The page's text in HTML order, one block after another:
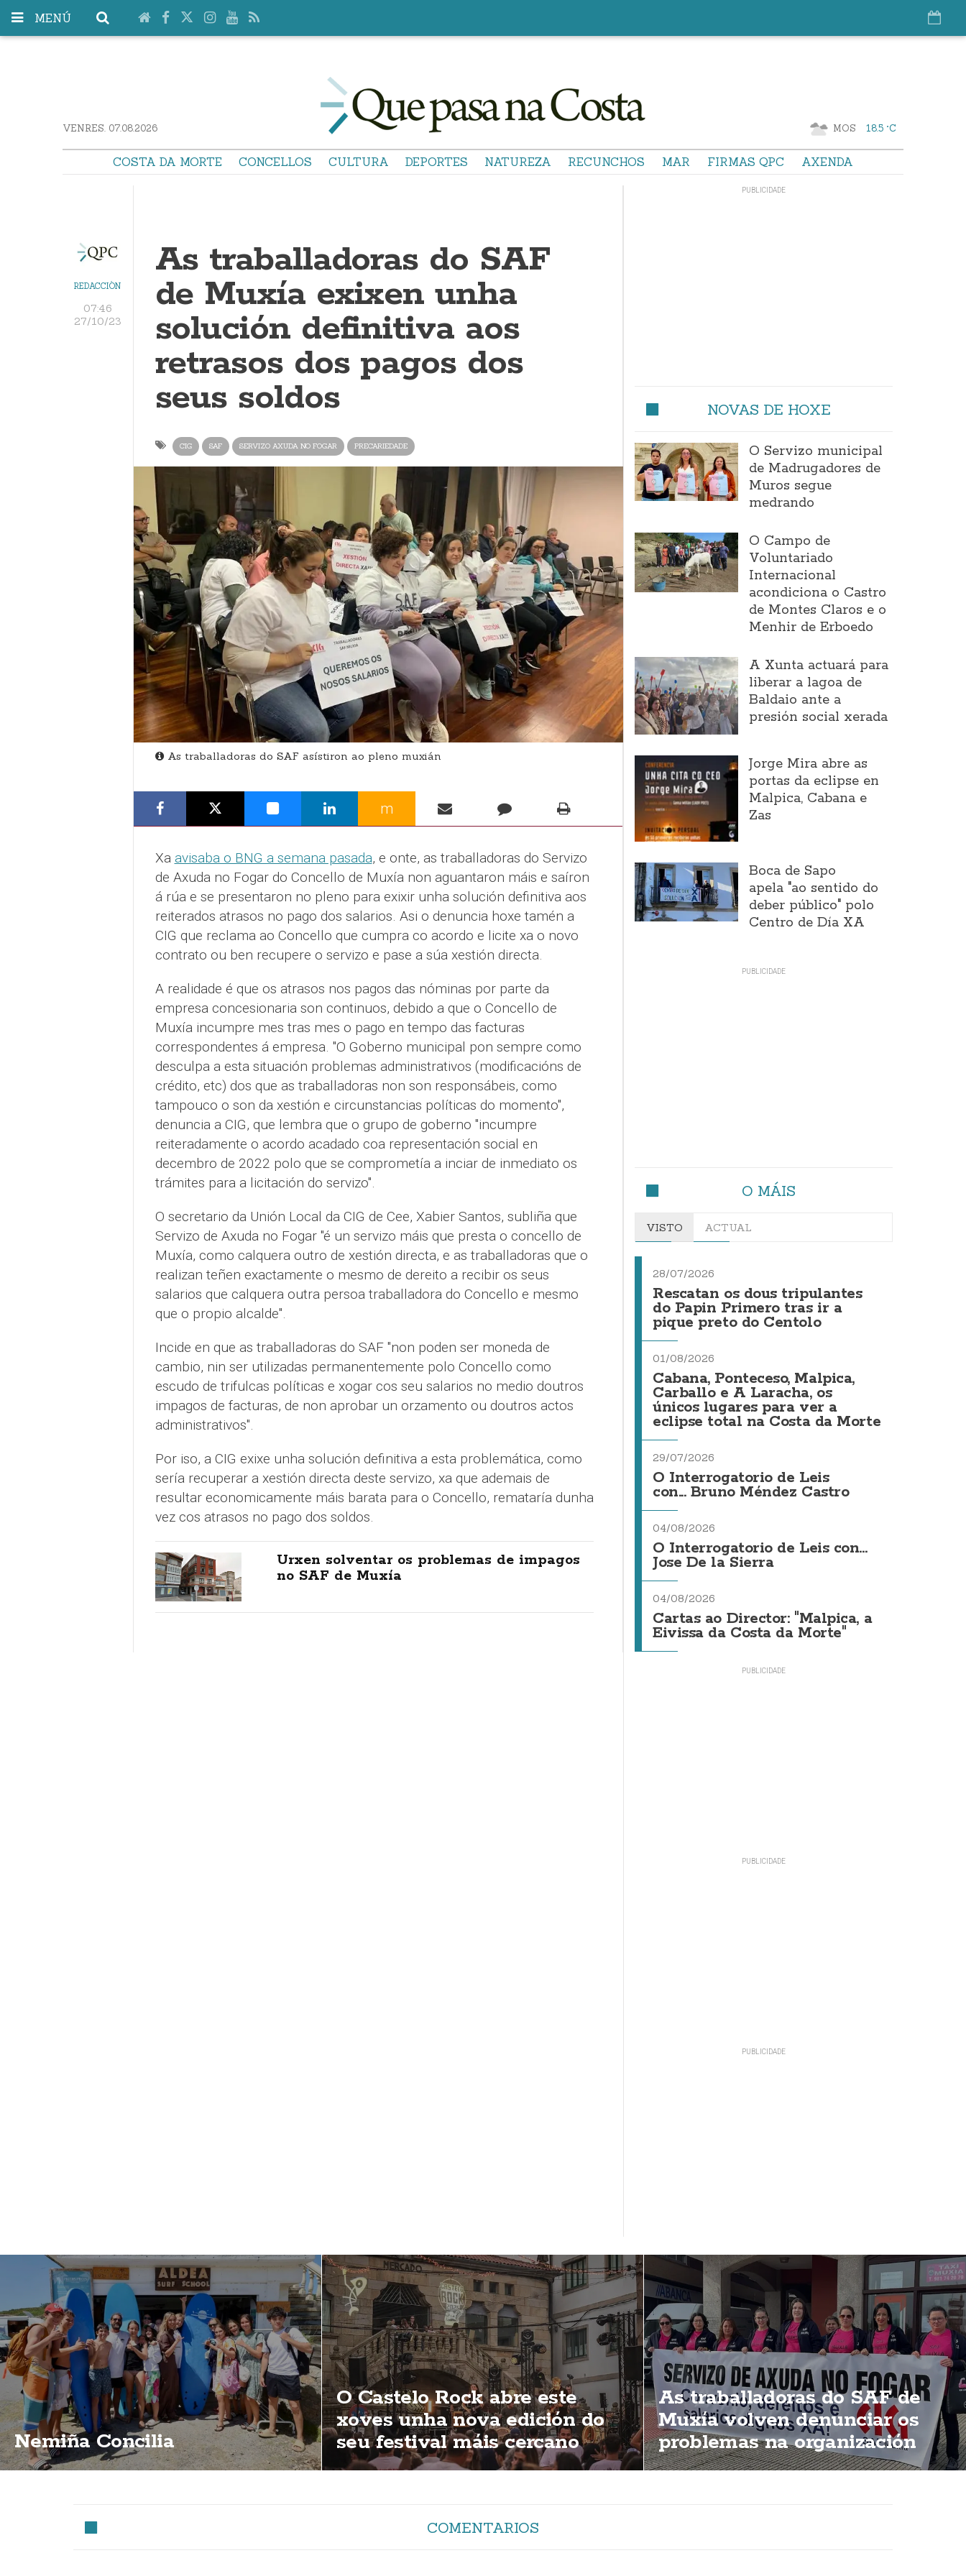
MENÚ
VENRES. 07.08.2026 MOS 18.5 °C
COSTA DA MORTE CONCELLOS CULTURA DEPORTES NATUREZA RECUNCHOS MAR FIRMAS QPC AXENDA
REDACCIÓN
07:46
27/10/23
As traballadoras do SAF
de Muxía exixen unha
solución definitiva aos
retrasos dos pagos dos
seus soldos
CIG SAF SERVIZO AXUDA NO FOGAR PRECARIEDADE
As traballadoras do SAF asístiron ao pleno muxián
m
Xa avisaba o BNG a semana pasada, e onte, as traballadoras do Servizo
de Axuda no Fogar do Concello de Muxía non aguantaron máis e saíron
á rúa e se presentaron no pleno para exixir unha solución definitiva aos
reiterados atrasos no pago dos salarios. Asi o denuncia hoxe tamén a
CIG que reclama ao Concello que cumpra co acordo e licite xa o novo
contrato ou ben recupere o servizo e pase a súa xestión directa.
A realidade é que os atrasos nos pagos das nóminas por parte da
empresa concesionaria son continuos, debido a que o Concello de
Muxía incumpre mes tras mes o pago en tempo das facturas
correspondentes á empresa. "O Goberno municipal pon sempre como
desculpa a esta situación problemas administrativos (modificacións de
crédito, etc) dos que as traballadoras non son responsábeis, como
tampouco o son da xestión e circunstancias políticas do momento",
denuncia a CIG, que lembra que o grupo de goberno "incumpre
reiteradamente o acordo acadado coa representación social en
decembro de 2022 polo que se comprometía a inciar de inmediato os
trámites para a licitación do servizo".
O secretario da Unión Local da CIG de Cee, Xabier Santos, subliña que
Servizo de Axuda no Fogar "é un servizo máis que presta o concello de
Muxía, como calquera outro de xestión directa, e as traballadoras que o
realizan teñen exactamente o mesmo de dereito a recibir os seus
salarios que calquera outra persoa traballadora do Concello e mesmo
que o propio alcalde".
Incide en que as traballadoras do SAF "non poden ser moneda de
cambio, nin ser utilizadas permanentemente polo Concello como
escudo de trifulcas políticas e xogar cos seu salarios no medio doutros
impagos de facturas, de non aprobar un orzamento ou doutros actos
administrativos".
Por iso, a CIG exixe unha solución definitiva a esta problemática, como
sería recuperar a xestión directa deste servizo, xa que ademais de
resultar economicamente máis barata para o Concello, remataría dunha
vez cos atrasos no pago dos soldos.
Urxen solventar os problemas de impagos
no SAF de Muxía
NOVAS DE HOXE
O Servizo municipal
de Madrugadores de
Muros segue
medrando
O Campo de
Voluntariado
Internacional
acondiciona o Castro
de Montes Claros e o
Menhir de Erboedo
A Xunta actuará para
liberar a lagoa de
Baldaio ante a
presión social xerada
Jorge Mira abre as
portas da eclipse en
Malpica, Cabana e
Zas
Boca de Sapo
apela "ao sentido do
deber público" polo
Centro de Día XA
O MÁIS
VISTO ACTUAL
28/07/2026
Rescatan os dous tripulantes
do Papin Primero tras ir a
pique preto do Centolo
01/08/2026
Cabana, Ponteceso, Malpica,
Carballo e A Laracha, os
únicos lugares para ver a
eclipse total na Costa da Morte
29/07/2026
O Interrogatorio de Leis
con... Bruno Méndez Castro
04/08/2026
O Interrogatorio de Leis con...
Jose De la Sierra
04/08/2026
Cartas ao Director: "Malpica, a
Eivissa da Costa da Morte"
Nemiña Concilia
O Castelo Rock abre este
xoves unha nova edición do
seu festival máis cercano
As traballadoras do SAF de
Muxía volven denunciar os
problemas na organización
dun servizo esencial
COMENTARIOS